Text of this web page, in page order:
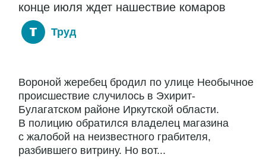
конце июля ждет нашествие комаров
Труд
Вороной жеребец бродил по улице Необычное
происшествие случилось в Эхирит-
Булагатском районе Иркутской области.
В полицию обратился владелец магазина
с жалобой на неизвестного грабителя,
разбившего витрину. Но вот...